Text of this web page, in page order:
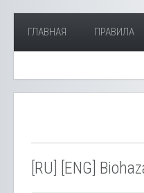
ГЛАВНАЯ ПРАВИЛА
[RU] [ENG]